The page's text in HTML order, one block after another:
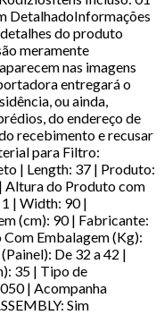
DetalhadoInformações
do produto
meramente
nas imagens
entregará o
ou ainda,
do endereço de
recebimento e recusar
para Filtro:
| Length: 37 | Produto:
Altura do Produto com
| Width: 90 |
(cm): 90 | Fabricante:
Embalagem (Kg):
De 32 a 42 |
35 | Tipo de
| Acompanha
Sim